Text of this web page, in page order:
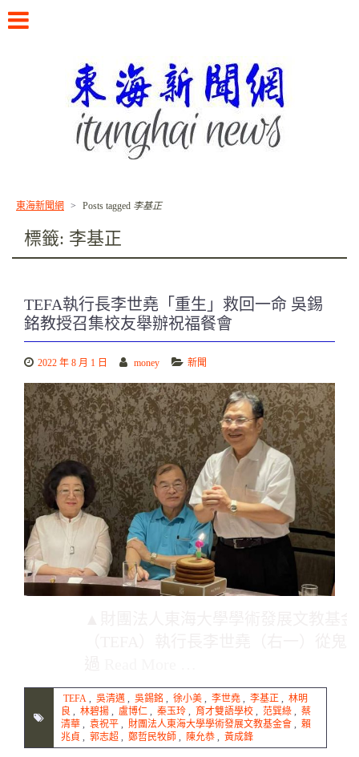
content
東海新聞網 > Posts tagged 李基正
標籤: 李基正
TEFA執行長李世堯「重生」救回一命 吳錫
銘教授召集校友舉辦祝福餐會
2022 年 8 月 1 日 money 新聞
TEFA 吳清邁 吳錫銘 徐小美 李世堯 李基正
林明
良
林碧揚 盧博仁 秦玉玲 育才雙語學校 范巽綠
蔡
清華
袁祝平 財團法人東海大學學術發展文教基金會
賴
兆貞
郭志超 鄭哲民牧師 陳允恭 黃成鋒